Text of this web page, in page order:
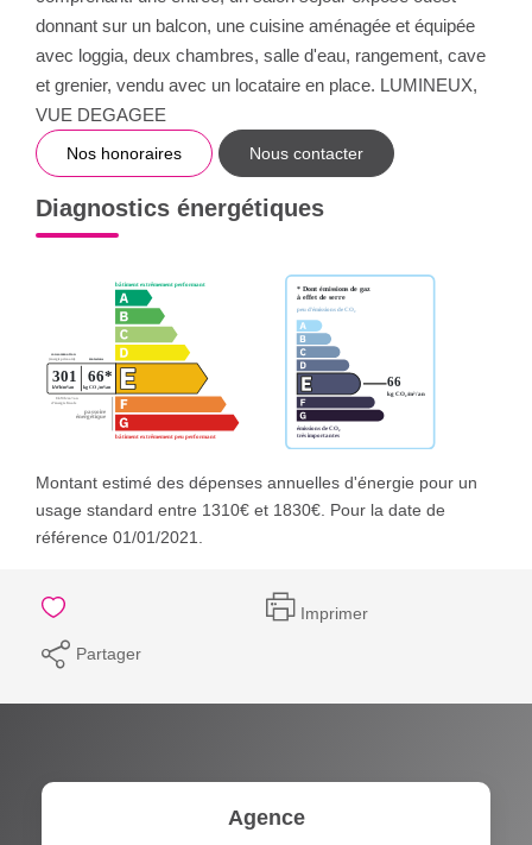
donnant sur un balcon, une cuisine aménagée et équipée
avec loggia, deux chambres, salle d'eau, rangement, cave
et grenier, vendu avec un locataire en place. LUMINEUX,
VUE DEGAGEE
Nos honoraires Nous contacter
Diagnostics énergétiques
Montant estimé des dépenses annuelles d'énergie pour un
usage standard entre 1310€ et 1830€. Pour la date de
référence 01/01/2021.
Imprimer
Partager
Agence